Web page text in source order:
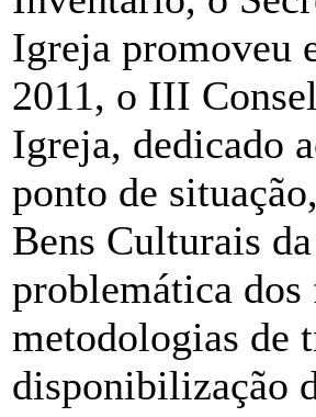
Igreja promoveu
2011, o III
Igreja, dedicado
ponto de
Bens Culturais
problemática dos
metodologias de
disponibilização